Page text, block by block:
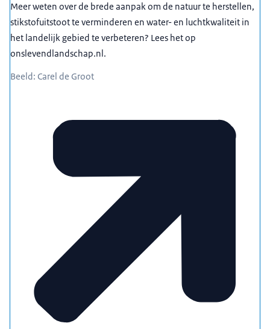
Meer weten over de brede aanpak om de natuur te herstellen,
stikstofuitstoot te verminderen en water- en luchtkwaliteit in
het landelijk gebied te verbeteren? Lees het op
onslevendlandschap.nl.
Beeld: Carel de Groot